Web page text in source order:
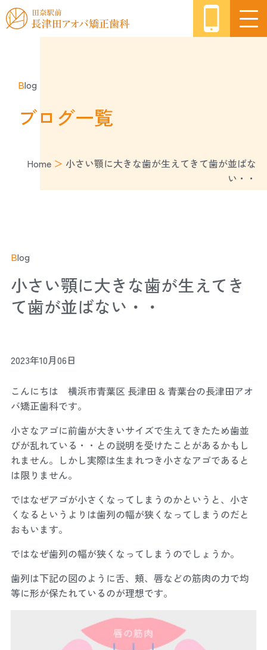
Blog
ブログ一覧
Home ＞ 小さい顎に大きな歯が生えてきて歯が並ばな
い・・
Blog
小さい顎に大きな歯が生えてき
て歯が並ばない・・
2023年10月06日
こんにちは 横浜市青葉区 長津田 & 青葉台の長津田アオ
バ矯正歯科です。
小さなアゴに前歯が大きいサイズで生えてきたため歯並
びが乱れている・・との説明を受けたことがあるかもし
れません。しかし実際は生まれつき小さなアゴであると
は限りません。
ではなぜアゴが小さくなってしまうのかというと、小さ
くなるというよりは歯列の幅が狭くなってしまうのだと
おもいます。
ではなぜ歯列の幅が狭くなってしまうのでしょうか。
歯列は下記の図のように舌、頬、唇などの筋肉の力で均
等に形が保たれているのが理想です。